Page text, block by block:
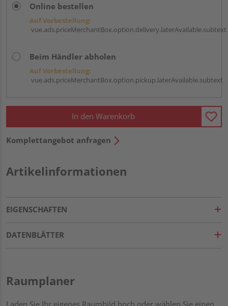
Online bestellen
Auf Vorbestellung:
vue.ads.priceMerchantBox.option.delivery.laterAvailable.subtext
Beim Händler abholen
Auf Vorbestellung:
vue.ads.priceMerchantBox.option.pickup.laterAvailable.subtext
In den Warenkorb
Komplettangebot anfragen
Artikelinformationen
EIGENSCHAFTEN
DATENBLÄTTER
Raumplaner
Laden Sie Ihr eigenes Raumbild hoch oder wählen Sie einen